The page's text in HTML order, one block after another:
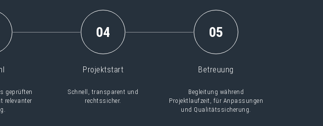
geprüften
relevanter
04
Projektstart
Schnell, transparent und
rechtssicher.
05
Betreuung
Begleitung während
Projektlaufzeit, für Anpassungen
und Qualitätssicherung.